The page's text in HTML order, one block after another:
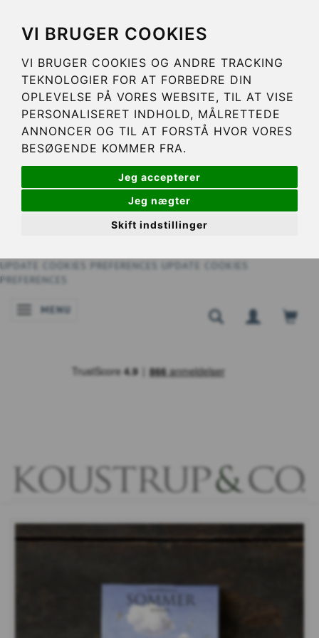
VI BRUGER COOKIES
VI BRUGER COOKIES OG ANDRE TRACKING
TEKNOLOGIER FOR AT FORBEDRE DIN
OPLEVELSE PÅ VORES WEBSITE, TIL AT VISE
PERSONALISERET INDHOLD, MÅLRETTEDE
ANNONCER OG TIL AT FORSTÅ HVOR VORES
BESØGENDE KOMMER FRA.
Jeg accepterer
Jeg nægter
Skift indstillinger
UPDATE COOKIES PREFERENCES
UPDATE COOKIES
PREFERENCES
NAVIGATIE IN-/UITSCHAKELEN
MENU